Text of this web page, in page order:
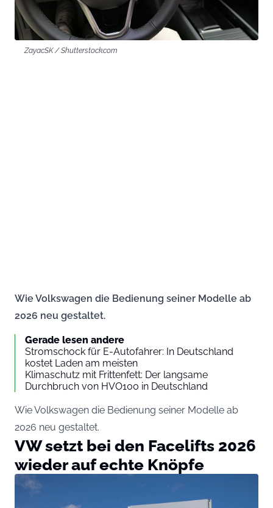
ZayacSK / Shutterstock.com
Wie Volkswagen die Bedienung seiner Modelle ab
2026 neu gestaltet.
Gerade lesen andere
Stromschock für E-Autofahrer: In Deutschland
kostet Laden am meisten
Klimaschutz mit Frittenfett: Der langsame
Durchbruch von HVO100 in Deutschland
Wie Volkswagen die Bedienung seiner Modelle ab
2026 neu gestaltet.
VW setzt bei den Facelifts 2026
wieder auf echte Knöpfe